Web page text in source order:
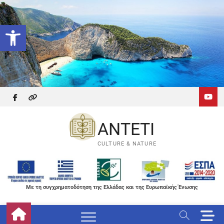
Ανοίξτε τη γραμμή εργαλείων
Skip
to
content
facebook
themefreesia
ANTETI
CULTURE & NATURE
Με τη συγχρηματοδότηση της Ελλάδας και της Ευρωπαϊκής Ένωσης
M
e